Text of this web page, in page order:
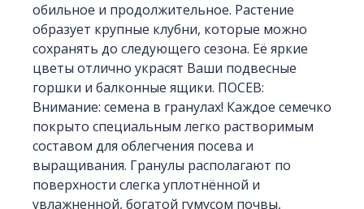
обильное и продолжительное. Растение
образует крупные клубни, которые можно
сохранять до следующего сезона. Её яркие
цветы отлично украсят Ваши подвесные
горшки и балконные ящики. ПОСЕВ:
Внимание: семена в гранулах! Каждое семечко
покрыто специальным легко растворимым
составом для облегчения посева и
выращивания. Гранулы располагают по
поверхности слегка уплотнённой и
увлажненной, богатой гумусом почвы,